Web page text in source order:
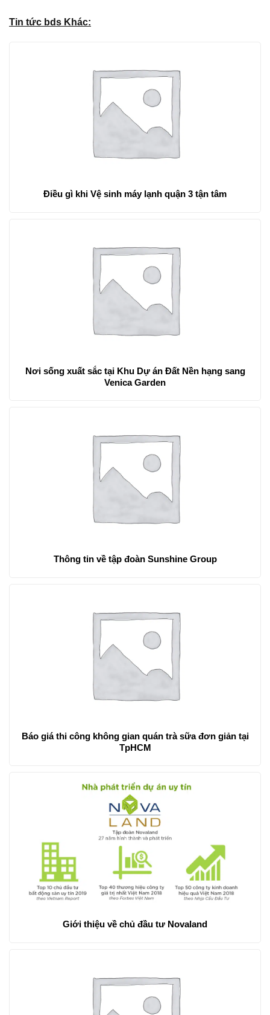
Tin tức bds Khác:
Điều gì khi Vệ sinh máy lạnh quận 3 tận tâm
Nơi sống xuất sắc tại Khu Dự án Đất Nền hạng sang
Venica Garden
Thông tin về tập đoàn Sunshine Group
Báo giá thi công không gian quán trà sữa đơn giản tại
TpHCM
Giới thiệu về chủ đầu tư Novaland